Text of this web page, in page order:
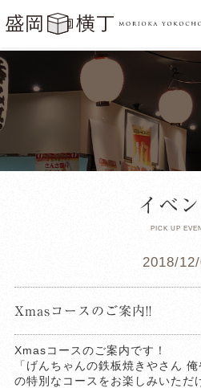
イベン
PICK UP
2018/
Xmasコースのご案内!!
Xmasコースのご案内です！
「げんちゃんの鉄板焼きやさん
の特別なコースをお楽しみいただ